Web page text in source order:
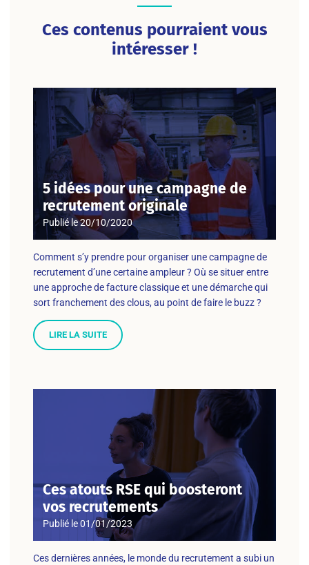
Ces contenus pourraient vous
intéresser !
5 idées pour une campagne de
recrutement originale
Publié le20/10/2020
Comment s’y prendre pour organiser une campagne de
recrutement d’une certaine ampleur ? Où se situer entre
une approche de facture classique et une démarche qui
sort franchement des clous, au point de faire le buzz ?
LIRE LA SUITE
Ces atouts RSE qui boosteront
vos recrutements
Publié le01/01/2023
Ces dernières années, le monde du recrutement a subi un